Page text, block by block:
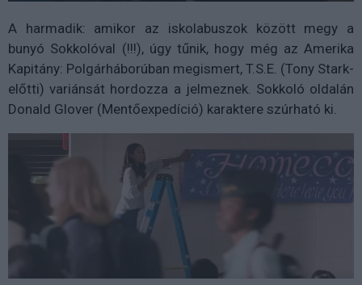
A harmadik: amikor az iskolabuszok között megy a
bunyó Sokkolóval (!!!), úgy tűnik, hogy még az Amerika
Kapitány: Polgárháborúban megismert, T.S.E. (Tony Stark-
előtti) variánsát hordozza a jelmeznek. Sokkoló oldalán
Donald Glover (Mentőexpedíció) karaktere szúrható ki.